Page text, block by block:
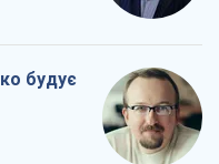
будує